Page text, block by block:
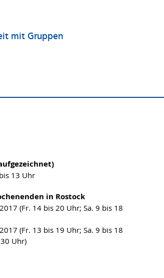
mit Gruppen
13 Uhr
in Rostock
(Fr. 14 bis 20 Uhr; Sa. 9 bis 18
(Fr. 13 bis 19 Uhr; Sa. 9 bis 18
Uhr)